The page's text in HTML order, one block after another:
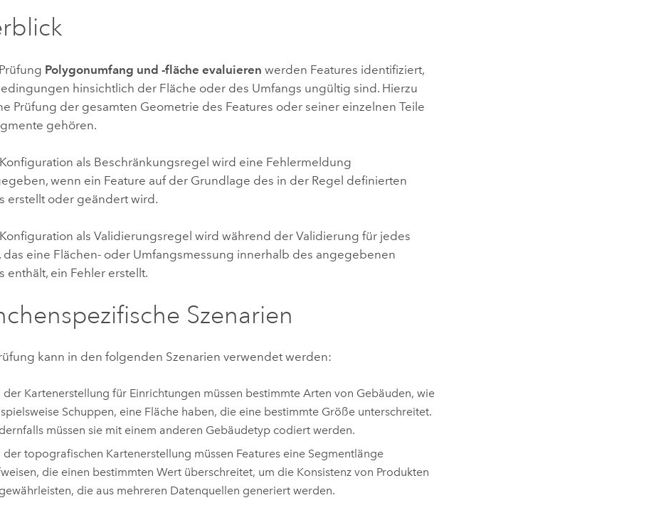
Polygonumfang und -fläche evaluieren werden Features identifiziert,
hinsichtlich der Fläche oder des Umfangs ungültig sind. Hierzu
Prüfung der gesamten Geometrie des Features oder seiner einzelnen Teile
gehören.
als Beschränkungsregel wird eine Fehlermeldung
wenn ein Feature auf der Grundlage des in der Regel definierten
erstellt oder geändert wird.
als Validierungsregel wird während der Validierung für jedes
das eine Flächen- oder Umfangsmessung innerhalb des angegebenen
enthält, ein Fehler erstellt.
Szenarien
kann in den folgenden Szenarien verwendet werden:
der Kartenerstellung für Einrichtungen müssen bestimmte Arten von Gebäuden, wie
Schuppen, eine Fläche haben, die eine bestimmte Größe unterschreitet.
müssen sie mit einem anderen Gebäudetyp codiert werden.
der topografischen Kartenerstellung müssen Features eine Segmentlänge
die einen bestimmten Wert überschreitet, um die Konsistenz von Produkten
die aus mehreren Datenquellen generiert werden.